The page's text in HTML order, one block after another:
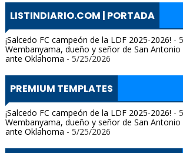
LISTINDIARIO.COM | PORTADA
¡Salcedo FC campeón de la LDF 2025-2026! -
Wembanyama, dueño y señor de San Antonio
ante Oklahoma - 5/25/2026
PREMIUM TEMPLATES
¡Salcedo FC campeón de la LDF 2025-2026! -
Wembanyama, dueño y señor de San Antonio
ante Oklahoma - 5/25/2026